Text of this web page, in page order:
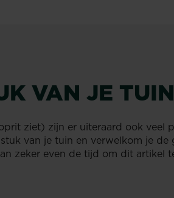
VAN JE
ziet) zijn er uiteraard ook veel
van je tuin en verwelkom je
zeker even de tijd om dit artikel